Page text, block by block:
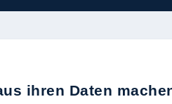
ihren Daten